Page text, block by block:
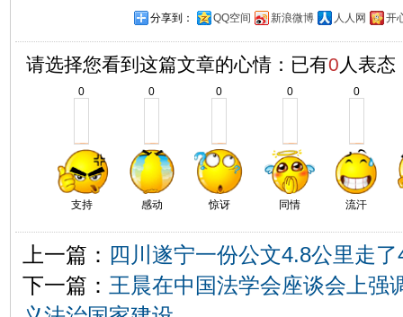
分享到： QQ空间 新浪微博 人人网 开
请选择您看到这篇文章的心情：已有0 人表态
0
支持
0
感动
0
惊讶
0
同情
0
流汗
上一篇： 四川遂宁一份公文4.8公里走
下一篇： 王晨在中国法学会座谈会上强